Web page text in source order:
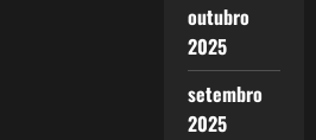
outubro
2025
setembro
2025